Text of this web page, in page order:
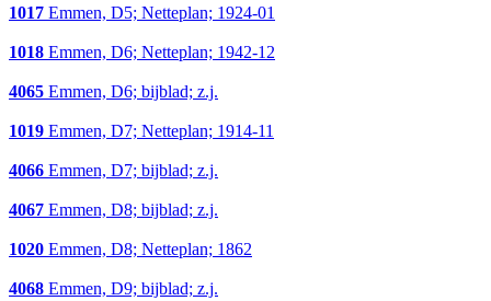
1017 Emmen, D5; Netteplan; 1924-01
1018 Emmen, D6; Netteplan; 1942-12
4065 Emmen, D6; bijblad; z.j.
1019 Emmen, D7; Netteplan; 1914-11
4066 Emmen, D7; bijblad; z.j.
4067 Emmen, D8; bijblad; z.j.
1020 Emmen, D8; Netteplan; 1862
4068 Emmen, D9; bijblad; z.j.